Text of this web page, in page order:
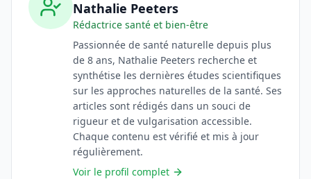
Nathalie Peeters
Rédactrice santé et bien-être
Passionnée de santé naturelle depuis plus
de 8 ans, Nathalie Peeters recherche et
synthétise les dernières études scientifiques
sur les approches naturelles de la santé. Ses
articles sont rédigés dans un souci de
rigueur et de vulgarisation accessible.
Chaque contenu est vérifié et mis à jour
régulièrement.
Voir le profil complet